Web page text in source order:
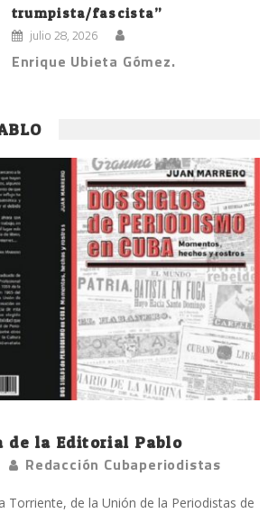
trumpista/fascista”
julio 28, 2026
Enrique Ubieta Gómez.
de la Editorial Pablo
Redacción Cubaperiodistas
Torriente, de la Unión de la Periodistas de